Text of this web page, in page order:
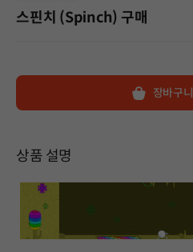
스핀치 (Spinch) 구매
장바구니
상품 설명